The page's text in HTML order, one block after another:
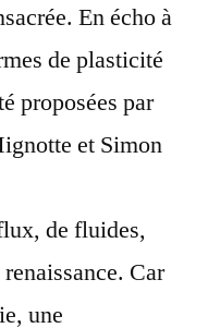
En écho à
de plasticité
proposées par
et Simon
de fluides,
Car
une